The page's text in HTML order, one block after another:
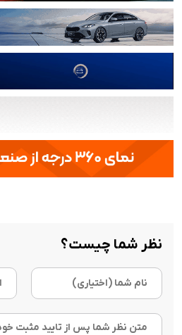
نظر شما چیست؟